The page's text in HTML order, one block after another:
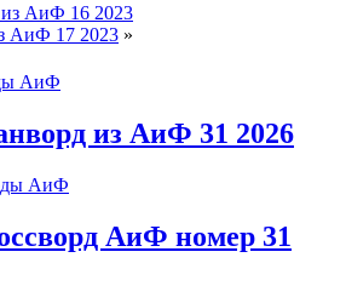
АиФ 16 2023
АиФ 17 2023 »
из АиФ 31 2026
АиФ номер 31